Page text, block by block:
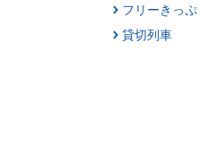
フリーきっぷ
貸切列車